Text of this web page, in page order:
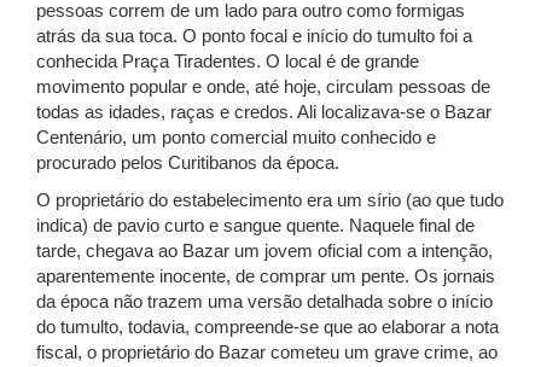
pessoas correm de um lado para outro como formigas
atrás da sua toca. O ponto focal e início do tumulto foi a
conhecida Praça Tiradentes. O local é de grande
movimento popular e onde, até hoje, circulam pessoas de
todas as idades, raças e credos. Ali localizava-se o Bazar
Centenário, um ponto comercial muito conhecido e
procurado pelos Curitibanos da época.
O proprietário do estabelecimento era um sírio (ao que tudo
indica) de pavio curto e sangue quente. Naquele final de
tarde, chegava ao Bazar um jovem oficial com a intenção,
aparentemente inocente, de comprar um pente. Os jornais
da época não trazem uma versão detalhada sobre o início
do tumulto, todavia, compreende-se que ao elaborar a nota
fiscal, o proprietário do Bazar cometeu um grave crime, ao